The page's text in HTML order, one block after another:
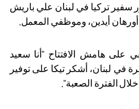
تركيا في لبنان علي باريش
أيدين، وموظفي المعمل
هامش الافتتاح "أنا سعيد
في لبنان، أشكر تيكا على توفير
الفترة الصعبة".